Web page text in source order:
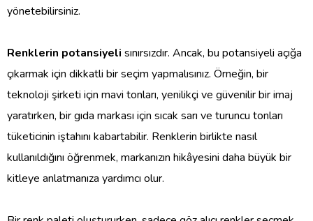
yönetebilirsiniz.
Renklerin potansiyeli sınırsızdır. Ancak, bu potansiyeli açığa
çıkarmak için dikkatli bir seçim yapmalısınız. Örneğin, bir
teknoloji şirketi için mavi tonları, yenilikçi ve güvenilir bir imaj
yaratırken, bir gıda markası için sıcak sarı ve turuncu tonları
tüketicinin iştahını kabartabilir. Renklerin birlikte nasıl
kullanıldığını öğrenmek, markanızın hikâyesini daha büyük bir
kitleye anlatmanıza yardımcı olur.